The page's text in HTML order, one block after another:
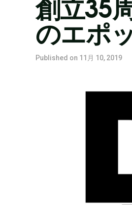
のエポ
Published on 11月 10, 2019